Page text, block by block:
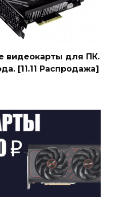
видеокарты для ПК.
[11.11 Распродажа]